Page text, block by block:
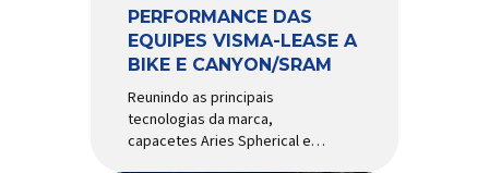
PERFORMANCE DAS
EQUIPES VISMA-LEASE A
BIKE E CANYON/SRAM
Reunindo as principais
tecnologias da marca,
capacetes Aries Spherical e